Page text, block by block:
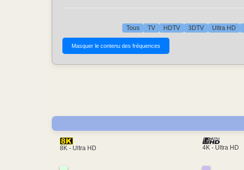
Tous TV HDTV 3DTV Ultra HD
8K - Ultra HD 4K - Ultra HD